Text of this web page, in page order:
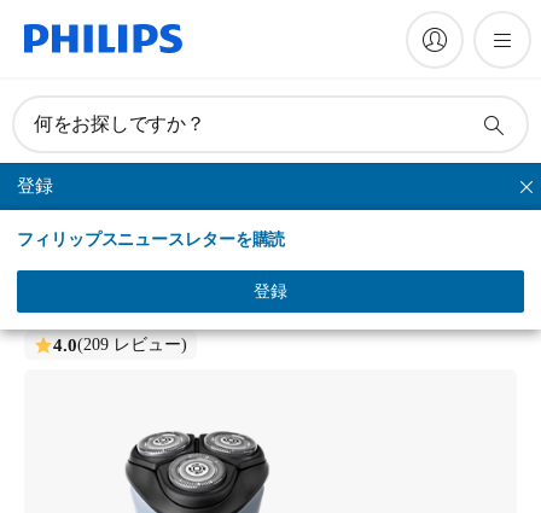
何をお探しですか？
登録
フィリップスニュースレターを購読
登録
シリーズシェーバー
ウェット＆ドライ電動シェーバー
4.0(209 レビュー)